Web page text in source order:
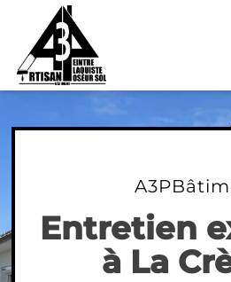
Entretien
à La